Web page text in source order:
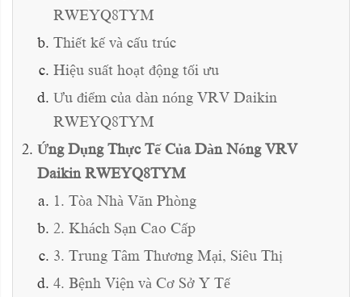
RWEYQ8TYM
Thiết kế và cấu trúc
Hiệu suất hoạt động tối ưu
Ưu điểm của dàn nóng VRV Daikin
RWEYQ8TYM
Ứng Dụng Thực Tế Của Dàn Nóng VRV
Daikin RWEYQ8TYM
1. Tòa Nhà Văn Phòng
2. Khách Sạn Cao Cấp
3. Trung Tâm Thương Mại, Siêu Thị
4. Bệnh Viện và Cơ Sở Y Tế